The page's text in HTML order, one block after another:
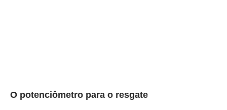
O potenciômetro para o resgate